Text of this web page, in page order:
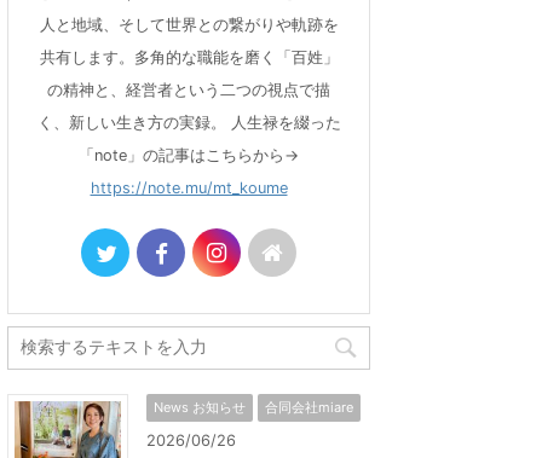
人と地域、そして世界との繋がりや軌跡を
共有します。多角的な職能を磨く「百姓」
の精神と、経営者という二つの視点で描
く、新しい生き方の実録。 人生禄を綴った
「note」の記事はこちらから→
https://note.mu/mt_koume
News お知らせ 合同会社miare
2026/06/26